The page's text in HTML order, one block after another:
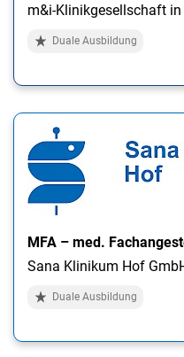
m&i-Klinikgesellschaft
Duale Ausbildung
MFA – med.
Sana Klinikum Hof
Duale Ausbildung